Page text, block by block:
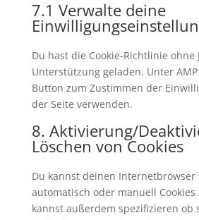
7.1 Verwalte deine
Du hast die Cookie-Richtlinie ohne
Unterstützung geladen. Unter
Button zum Zustimmen der
der Seite verwenden.
8. Aktivierung/
Löschen von Cookies
Du kannst deinen Internetbrowser
automatisch oder manuell Cookies
kannst außerdem spezifizieren ob